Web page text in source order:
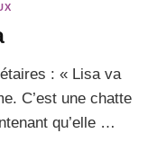
: « Lisa va
C’est une chatte
qu’elle …